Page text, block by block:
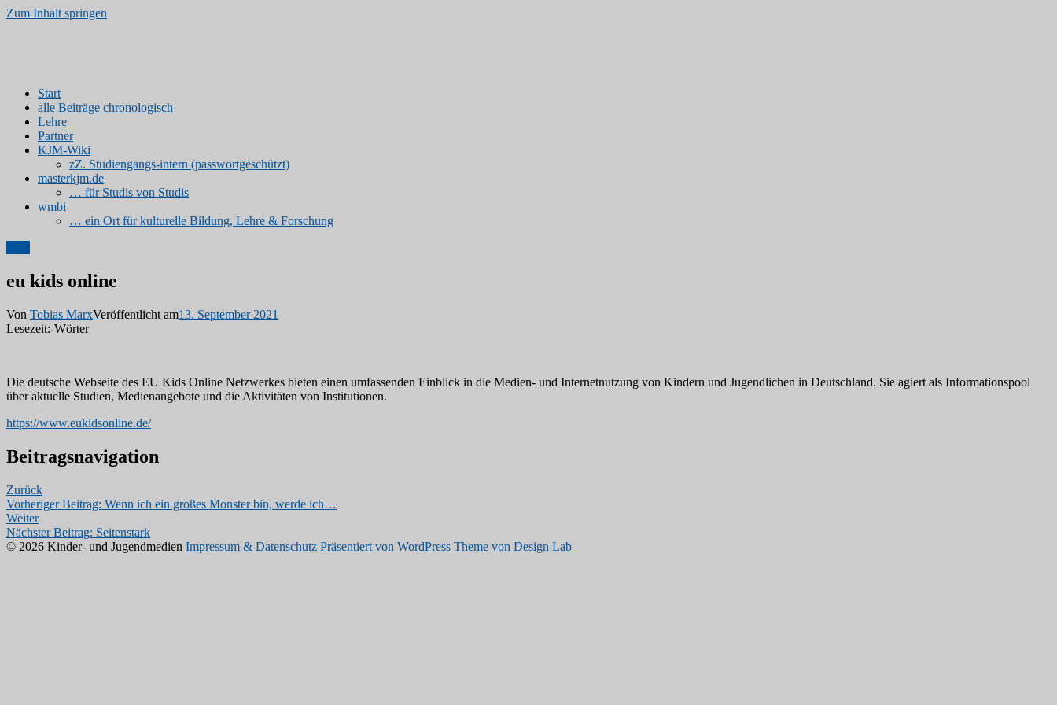
Zum Inhalt springen
Start
alle Beiträge chronologisch
Lehre
Partner
KJM-Wiki
zZ. Studiengangs-intern (passwortgeschützt)
masterkjm.de
… für Studis von Studis
wmbi
… ein Ort für kulturelle Bildung, Lehre & Forschung
eu kids online
Von Tobias MarxVeröffentlicht am13. September 2021
Lesezeit:-Wörter
Die deutsche Webseite des EU Kids Online Netzwerkes bieten einen umfassenden Einblick in die Medien- und Internetnutzung von Kindern und Jugendlichen in Deutschland. Sie agiert als Informationspool
über aktuelle Studien, Medienangebote und die Aktivitäten von Institutionen.
https://www.eukidsonline.de/
Beitragsnavigation
Zurück
Vorheriger Beitrag: Wenn ich ein großes Monster bin, werde ich…
Weiter
Nächster Beitrag: Seitenstark
© 2026 Kinder- und Jugendmedien Impressum & Datenschutz Präsentiert von WordPress Theme von Design Lab